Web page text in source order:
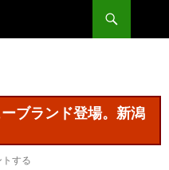
ブランド登場。新潟
トする